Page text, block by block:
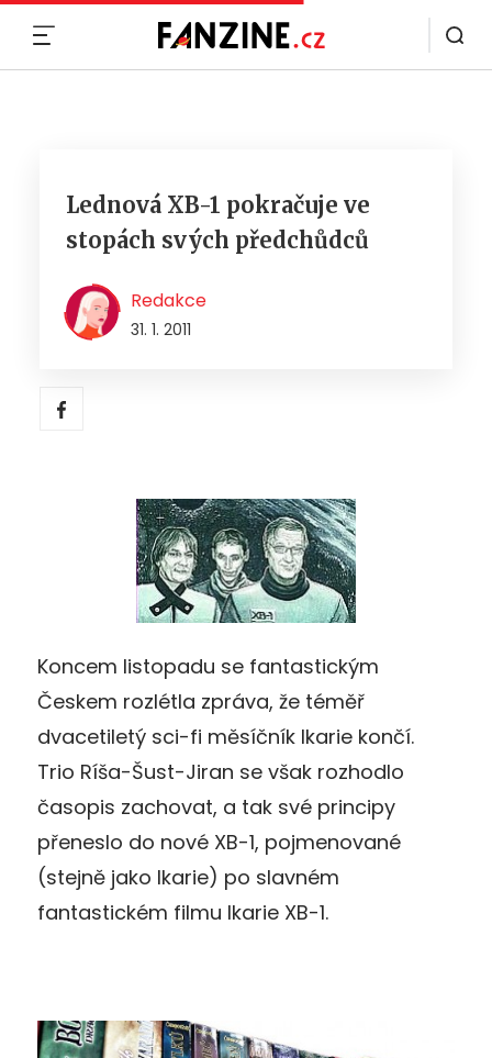
Lednová XB-1 pokračuje ve
stopách svých předchůdců
Redakce
31. 1. 2011
Koncem listopadu se fantastickým
Českem rozlétla zpráva, že téměř
dvacetiletý sci-fi měsíčník Ikarie končí.
Trio Ríša-Šust-Jiran se však rozhodlo
časopis zachovat, a tak své principy
přeneslo do nové XB-1, pojmenované
(stejně jako Ikarie) po slavném
fantastickém filmu Ikarie XB-1.